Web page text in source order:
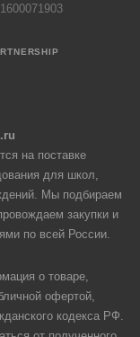
на поставке
для школ,
Мы подбираем
закупки и
по всей России.
о товаре,
офертой,
кодекса РФ.